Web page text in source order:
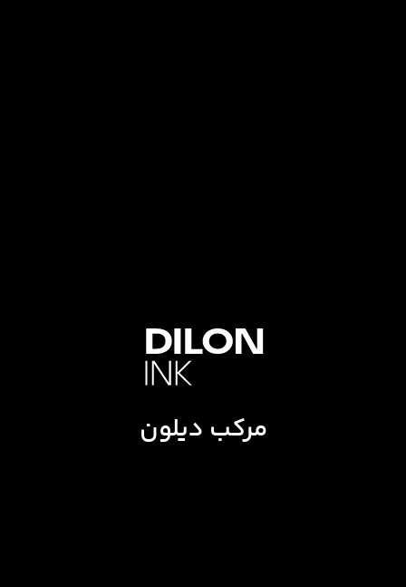
مرکب دیلون